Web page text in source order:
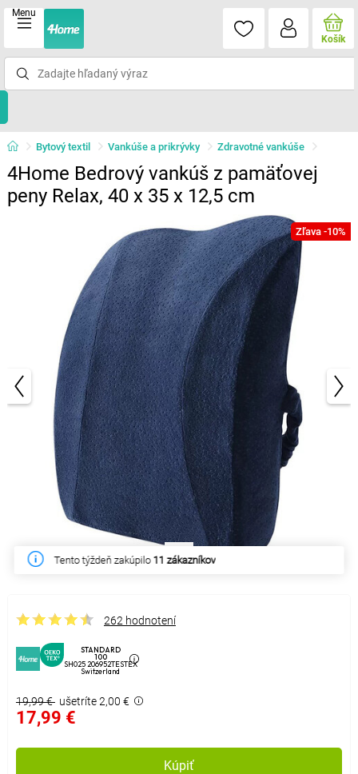
Menu
Košík
Bytový textil Vankúše a prikrývky Zdravotné vankúše
4Home Bedrový vankúš z pamäťovej
peny Relax, 40 x 35 x 12,5 cm
Zľava -10%
Tento týždeň zakúpilo 11 zákazníkov
262 hodnotení
STANDARD
100
SH025 206952TESTEX
Switzerland
19,99 € ušetríte 2,00 €
17,99 €
Kúpiť